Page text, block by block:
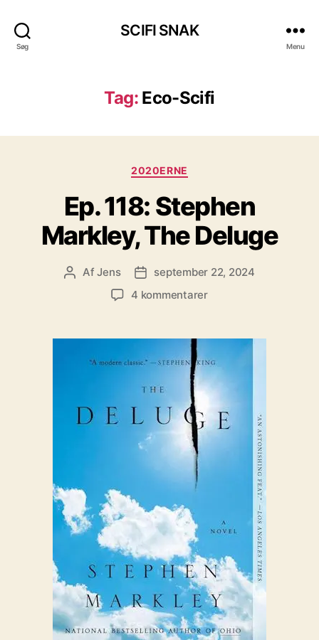
Søg
SCIFI SNAK
Menu
Tag: Eco-Scifi
Kategorier
2020ERNE
Ep. 118: Stephen
Markley, The Deluge
Indlægsforfatter
AfJens Indlægsdato
september 22, 2024
4 kommentarertil
Stephen
Markley,
The
Deluge